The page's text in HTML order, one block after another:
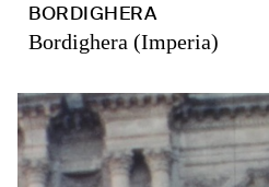
BORDIGHERA
Bordighera (Imperia)